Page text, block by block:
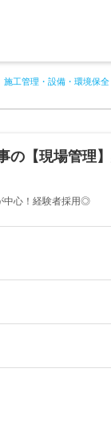
施工管理・設備・環境保全
の【現場管理
中心！経験者採用◎